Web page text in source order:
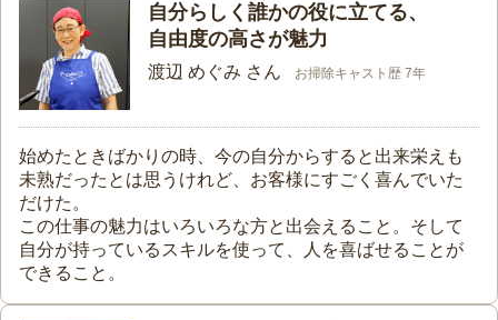
自分らしく誰かの役に立てる、
自由度の高さが魅力
渡辺 めぐみ さん お掃除キャスト歴 7年
始めたときばかりの時、今の自分からすると出来栄えも
未熟だったとは思うけれど、お客様にすごく喜んでいた
だけた。
この仕事の魅力はいろいろな方と出会えること。そして
自分が持っているスキルを使って、人を喜ばせることが
できること。